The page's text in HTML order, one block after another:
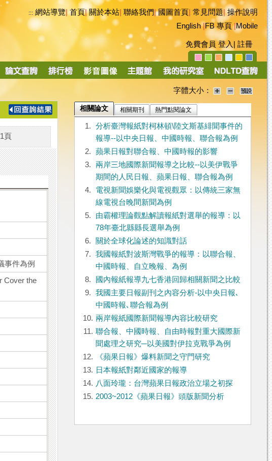
::: 網站導覽|首頁|關於本站 聯絡我們|國圖首頁 常見問題|操作說明
English|FB 專頁|Mobile
免費會員 登入 註冊
字體大小：
頁
事件為例
Cover the
相關論文 相關期刊 熱門點閱論文
1.
分析臺灣報紙對柯林頓\陸文斯基緋聞事件的
報導--以中央日報、中國時報、聯合報為例
2.
蘋果日報對聯合報、中國時報的影響
3.
兩岸三地國際新聞報導之比較--以美伊戰爭
期間的人民日報、蘋果日報、聯合報為例
4.
電視新聞娛樂化與電視觀眾：以傳統三家無
線電視台晚間新聞為例
5.
由霸權理論觀點解讀報紙對選舉的報導：以
78年臺北縣縣長選舉為例
6.
關於全球化論述的知識對話
7.
我國報紙對波斯灣戰爭的報導：以聯合報、
中國時報、自立晚報、為例
8.
國內報紙報導九七香港回歸相關新聞之比較
9.
我國主要日報副刊之內容分析-以中央日報､
中國時報､聯合報為例
10. 兩岸報紙國際新聞報導內容比較研究
11. 聯合報、中國時報、自由時報對重大國際新
聞處理之研究─以美國對伊拉克戰爭為例
12.
《蘋果日報》爆料新聞之守門研究
13. 日本報紙對鄰近國家的報導
14. 八面玲瓏：台灣蘋果日報政治立場之初探
15. 2003~2012《蘋果日報》頭版新聞分析